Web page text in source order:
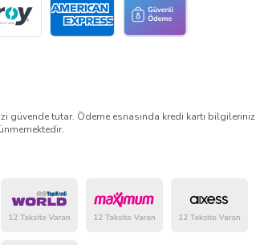
güvende tutar. Ödeme esnasında kredi kartı bilgileriniz